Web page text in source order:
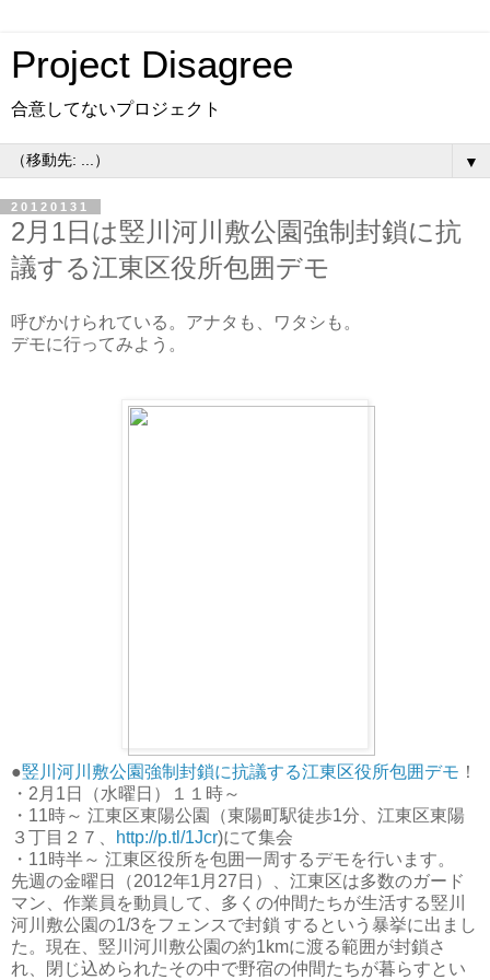
Project Disagree
合意してないプロジェクト
▼
20120131
2月1日は竪川河川敷公園強制封鎖に抗
議する江東区役所包囲デモ
呼びかけられている。アナタも、ワタシも。
デモに行ってみよう。
●竪川河川敷公園強制封鎖に抗議する江東区役所包囲デモ ！
・2月1日（水曜日）１１時～
・11時～ 江東区東陽公園（東陽町駅徒歩1分、江東区東陽
３丁目２７、
http://p.tl/1Jcr)にて集会
・11時半～ 江東区役所を包囲一周するデモを行います。
先週の金曜日（2012年1月27日）、江東区は多数のガード
マン、作業員を動員して、多くの仲間たちが生活する竪川
河川敷公園の1/3をフェンスで封鎖 するという暴挙に出まし
た。現在、竪川河川敷公園の約1kmに渡る範囲が封鎖さ
れ、閉じ込められたその中で野宿の仲間たちが暮らすとい